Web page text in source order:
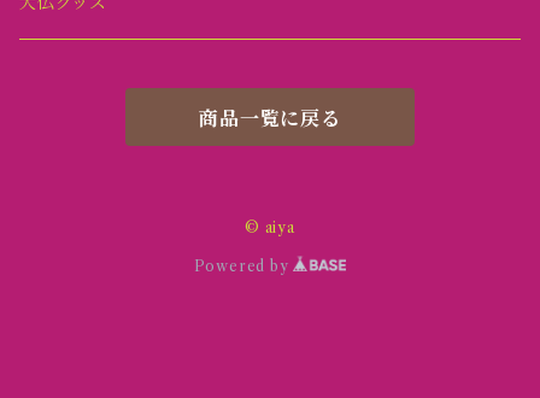
商品一覧に戻る
© aiya
Powered by